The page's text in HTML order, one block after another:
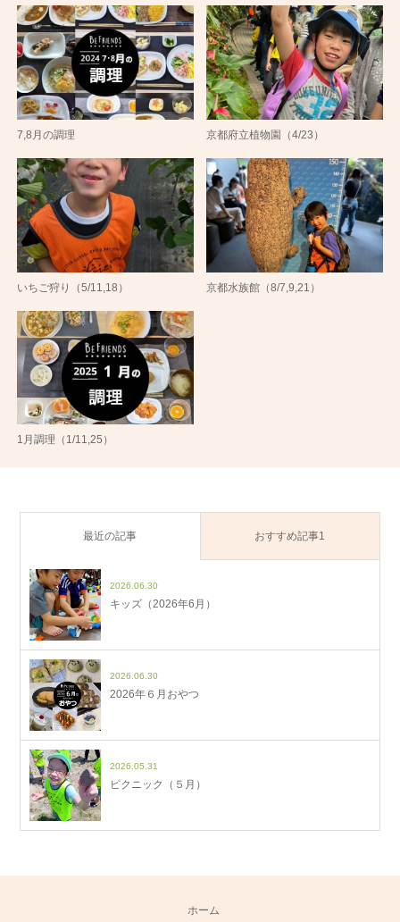
7,8月の調理 京都府立植物園（4/23）
いちご狩り（5/11,18） 京都水族館（8/7,9,21）
1月調理（1/11,25）
最近の記事 おすすめ記事1
2026.06.30
キッズ（2026年6月）
2026.06.30
2026年６月おやつ
2026.05.31
ピクニック（５月）
ホーム